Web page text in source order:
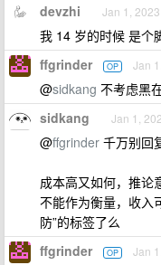
devzhi Jan 1, 2023
我 14 岁的时候 是个
ffgrinder OP Jan
@sidkang 不考虑黑
sidkang Jan 1,
@ffgrinder 千万别回
成本高又如何，推论
不能作为衡量，收入
防”的标签了么
ffgrinder OP Jan